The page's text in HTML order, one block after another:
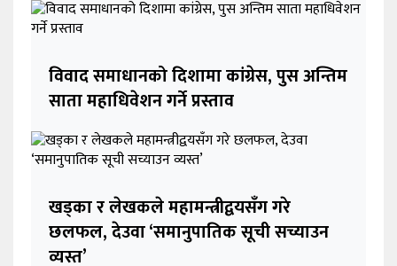
विवाद समाधानको दिशामा कांग्रेस, पुस अन्तिम
साता महाधिवेशन गर्ने प्रस्ताव
खड्का र लेखकले महामन्त्रीद्वयसँग गरे
छलफल, देउवा ‘समानुपातिक सूची सच्याउन
व्यस्त’